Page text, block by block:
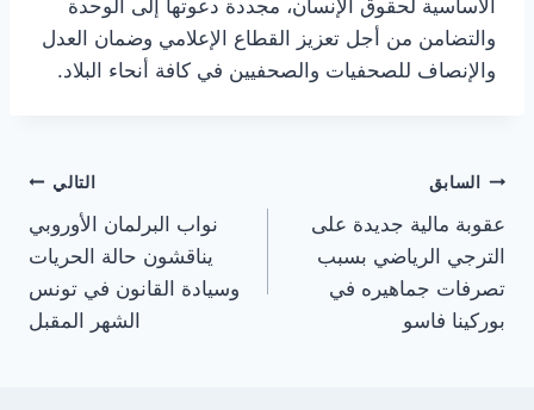
الأساسية لحقوق الإنسان، مجددة دعوتها إلى الوحدة
والتضامن من أجل تعزيز القطاع الإعلامي وضمان العدل
والإنصاف للصحفيات والصحفيين في كافة أنحاء البلاد.
تصفّح
المقالات
السابق
عقوبة مالية جديدة على
الترجي الرياضي بسبب
تصرفات جماهيره في
بوركينا فاسو
التالي
نواب البرلمان الأوروبي
يناقشون حالة الحريات
وسيادة القانون في تونس
الشهر المقبل